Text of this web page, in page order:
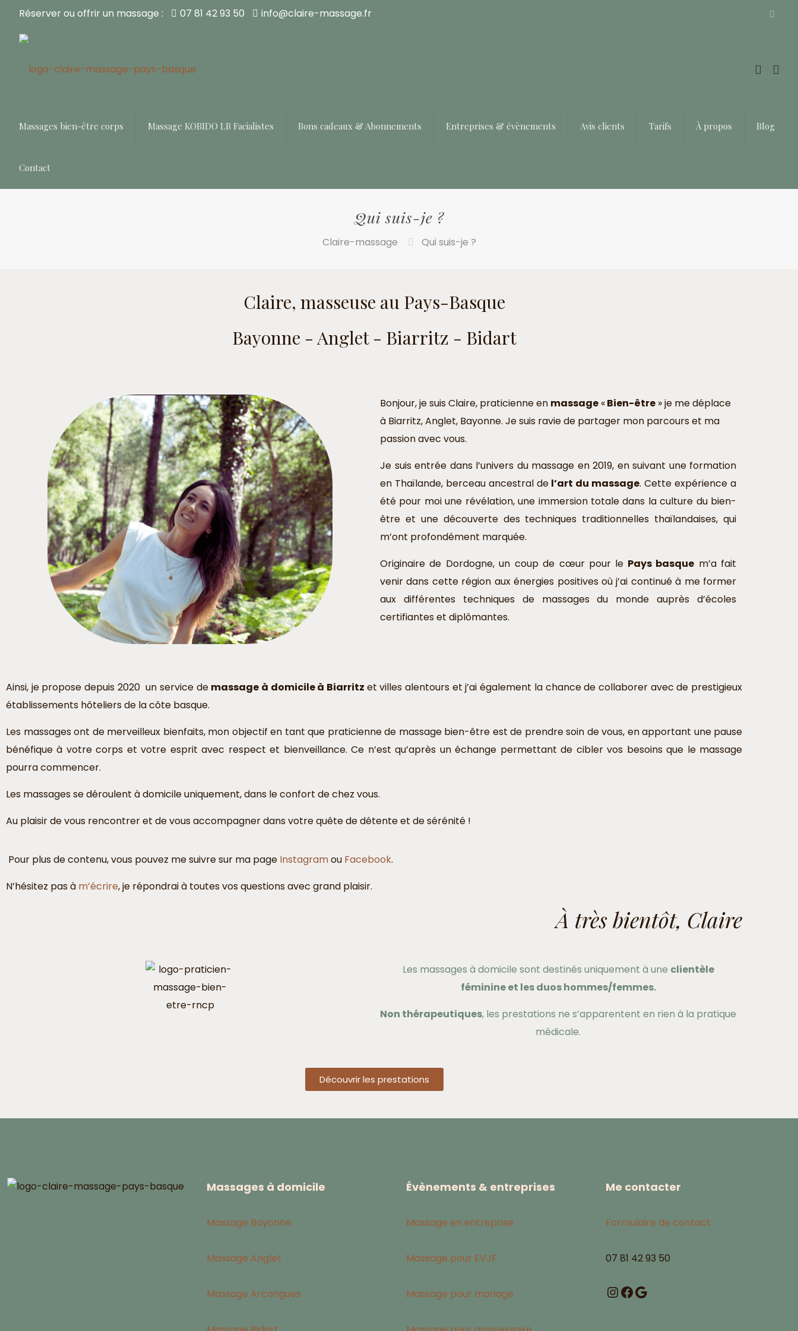
Réserver ou offrir un massage : 07 81 42 93 50 info@claire-massage.fr
Massages bien-être corps Massage KOBIDO LB Facialistes Bons cadeaux & Abonnements Entreprises & évènements Avis clients Tarifs À propos Blog
Contact
Qui suis-je ?
Claire-massage Qui suis-je ?
Claire, masseuse au Pays-Basque
Bayonne - Anglet - Biarritz - Bidart
Bonjour, je suis Claire, praticienne en massage «Bien-être » je me déplace
à Biarritz, Anglet, Bayonne. Je suis ravie de partager mon parcours et ma
passion avec vous.
Je suis entrée dans l’univers du massage en 2019, en suivant une formation
en Thaïlande, berceau ancestral de l’art du massage. Cette expérience a
été pour moi une révélation, une immersion totale dans la culture du bien-
être et une découverte des techniques traditionnelles thaïlandaises, qui
m’ont profondément marquée.
Originaire de Dordogne, un coup de cœur pour le Pays basque m’a fait
venir dans cette région aux énergies positives où j’ai continué à me former
aux différentes techniques de massages du monde auprès d’écoles
certifiantes et diplômantes.
Ainsi, je propose depuis 2020 un service de massage à domicile à Biarritz et villes alentours et j’ai également la chance de collaborer avec de prestigieux
établissements hôteliers de la côte basque.
Les massages ont de merveilleux bienfaits, mon objectif en tant que praticienne de massage bien-être est de prendre soin de vous, en apportant une pause
bénéfique à votre corps et votre esprit avec respect et bienveillance. Ce n’est qu’après un échange permettant de cibler vos besoins que le massage
pourra commencer.
Les massages se déroulent à domicile uniquement, dans le confort de chez vous.
Au plaisir de vous rencontrer et de vous accompagner dans votre quête de détente et de sérénité !
Pour plus de contenu, vous pouvez me suivre sur ma page Instagramou Facebook.
N’hésitez pas à m’écrire, je répondrai à toutes vos questions avec grand plaisir.
À très bientôt, Claire
Les massages à domicile sont destinés uniquement à une clientèle
féminine et les duos hommes/femmes.
Non thérapeutiques, les prestations ne s’apparentent en rien à la pratique
médicale.
Découvrir les prestations
Massages à domicile
Massage Bayonne
Massage Anglet
Massage Arcangues
Évènements & entreprises
Massage en entreprise
Massage pour EVJF
Massage pour mariage
Me contacter
Formulaire de contact
07 81 42 93 50